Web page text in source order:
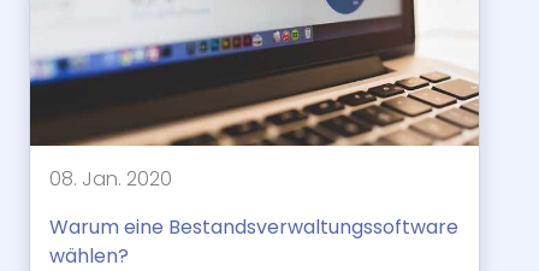
08. Jan. 2020
Warum eine Bestandsverwaltungssoftware
wählen?